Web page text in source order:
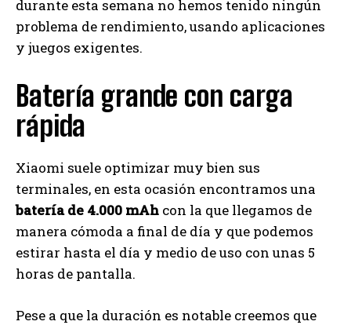
durante esta semana no hemos tenido ningún
problema de rendimiento, usando aplicaciones
y juegos exigentes.
Batería grande con carga
rápida
Xiaomi suele optimizar muy bien sus
terminales, en esta ocasión encontramos una
batería de 4.000 mAh con la que llegamos de
manera cómoda a final de día y que podemos
estirar hasta el día y medio de uso con unas 5
horas de pantalla.
Pese a que la duración es notable creemos que